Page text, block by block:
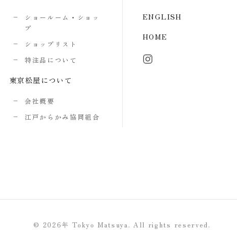
ショールーム・ショッ
プ
ショップリスト
特注品について
東京松屋について
会社概要
江戸からかみ協同組合
ENGLISH
HOME
© 2026年 Tokyo Matsuya. All rights reserved.